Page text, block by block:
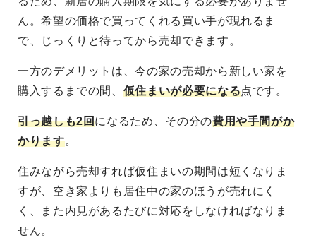
ん。希望の価格で買ってくれる買い手が現れるま
で、じっくりと待ってから売却できます。
一方のデメリットは、今の家の売却から新しい家を
購入するまでの間、 仮住まいが必要になる点です。
引っ越しも2回になるため、その分の費用や手間がか
かります。
住みながら売却すれば仮住まいの期間は短くなりま
すが、空き家よりも居住中の家のほうが売れにく
く、また内見があるたびに対応をしなければなりま
せん。